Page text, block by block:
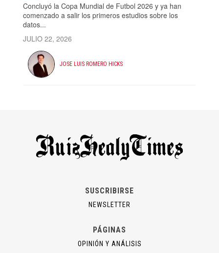
Concluyó la Copa Mundial de Futbol 2026 y ya han
comenzado a salir los primeros estudios sobre los
datos...
JULIO 22, 2026
JOSE LUIS ROMERO HICKS
SUSCRIBIRSE
NEWSLETTER
PÁGINAS
OPINIÓN Y ANÁLISIS